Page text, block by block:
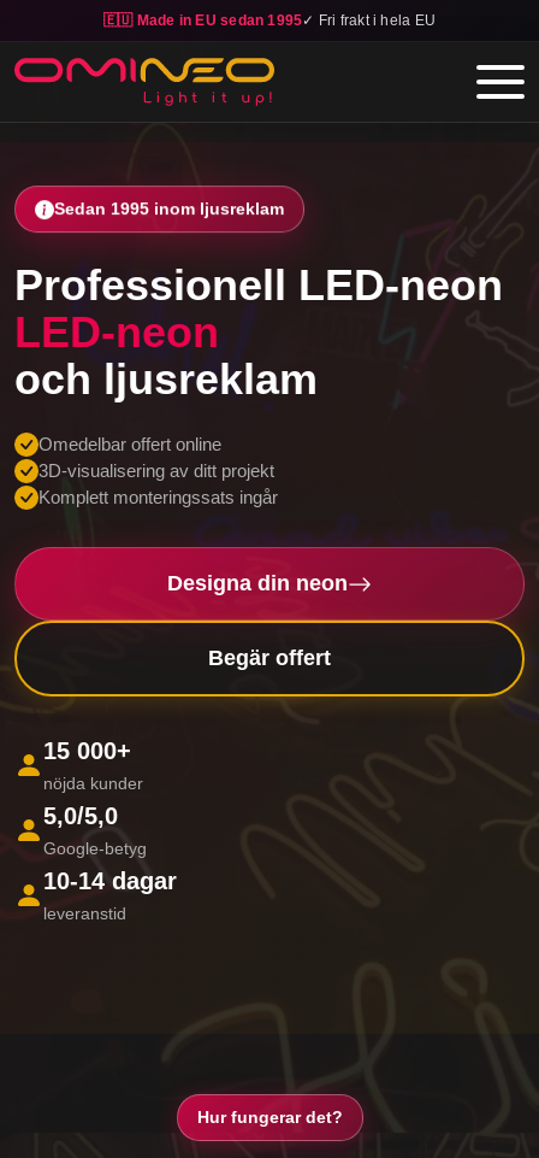
🇪🇺 Made in EU sedan 1995✓ Fri frakt i hela EU
Skip to main content
Sedan 1995 inom ljusreklam
Professionell LED-neon
LED-neon
och ljusreklam
Omedelbar offert online
3D-visualisering av ditt projekt
Komplett monteringssats ingår
Designa din neon
Begär offert
15 000+
nöjda kunder
5,0/5,0
Google-betyg
10-14 dagar
leveranstid
Hur fungerar det?